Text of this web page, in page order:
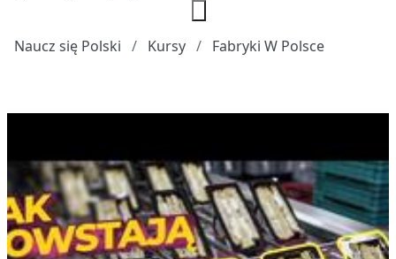
Naucz się Polski Kursy Fabryki W Polsce